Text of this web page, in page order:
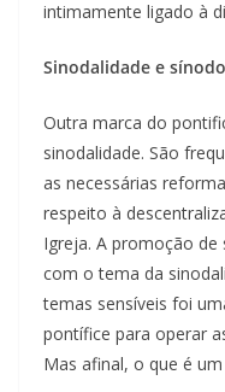
intimamente ligado à
Sinodalidade e
Outra marca do
sinodalidade. São
as necessárias
respeito à
Igreja. A promoção
com o tema da
temas sensíveis foi
pontífice para operar
Mas afinal, o que é